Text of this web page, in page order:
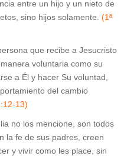
entre un hijo y un nieto de
sino hijos solamente. (1ª
que recibe a Jesucristo
voluntaria como su
a Él y hacer Su voluntad,
del cambio
13)
no los mencione, son todos
la fe de sus padres, creen
y vivir como les place, sin